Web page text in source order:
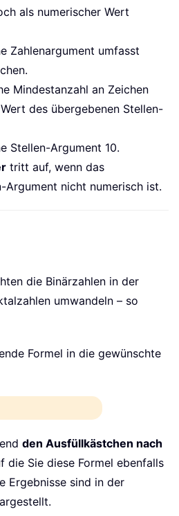
als numerischer Wert
Zahlenargument umfasst
Mindestanzahl an Zeichen
des übergebenen Stellen-
Stellen-Argument 10.
tritt auf, wenn das
Argument nicht numerisch ist.
die Binärzahlen in der
umwandeln – so
Formel in die gewünschte
den Ausfüllkästchen nach
die Sie diese Formel ebenfalls
Ergebnisse sind in der